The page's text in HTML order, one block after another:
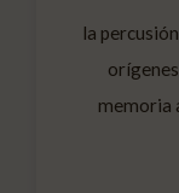
la
memoria